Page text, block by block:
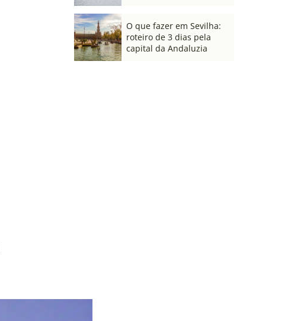
O que fazer em Sevilha:
roteiro de 3 dias pela
capital da Andaluzia